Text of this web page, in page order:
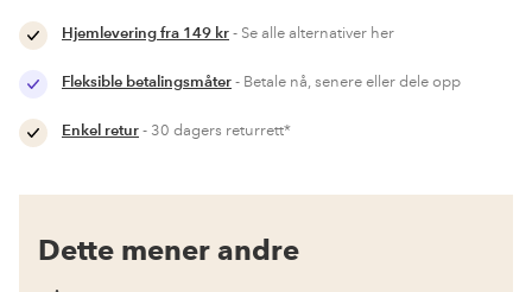
Hjemlevering fra 149 kr- Se alle alternativer her
Fleksible betalingsmåter- Betale nå, senere eller dele opp
Enkel retur- 30 dagers returrett*
Dette mener andre